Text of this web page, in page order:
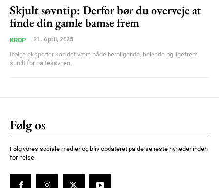
Donec quis est ac felis
Orci varius natoque dolor
100DKK
Etiam est nibh, lobortis sit
Skjult søvntip: Derfor bør du overveje at
finde din gamle bamse frem
KROP 21. April, 2025
Ifølge eksperter kan det være både beroligende, helende og ligefrem
sundt for nattesøvnen.
Følg os
Følg vores sociale medier og bliv opdateret på de seneste nyheder inden
for helse.